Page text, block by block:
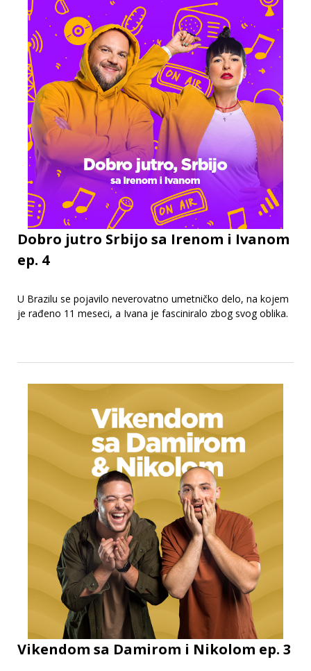
Dobro jutro Srbijo sa Irenom i Ivanom
ep. 4
U Brazilu se pojavilo neverovatno umetničko delo, na kojem
je rađeno 11 meseci, a Ivana je fasciniralo zbog svog oblika.
Vikendom sa Damirom i Nikolom ep. 3